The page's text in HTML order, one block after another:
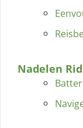
Nadelen